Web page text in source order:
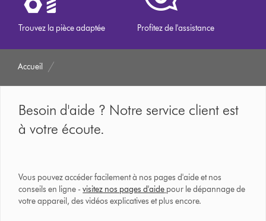
Trouvez la pièce adaptée Profitez de l'assistance
Accueil
Besoin d'aide ? Notre service client est
à votre écoute.
Vous pouvez accéder facilement à nos pages d'aide et nos
conseils en ligne -visitez nos pages d'aide pour le dépannage de
votre appareil, des vidéos explicatives et plus encore.